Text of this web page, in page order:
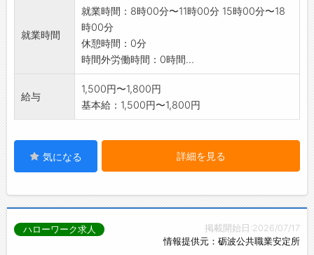
就業時間
就業時間：8時00分〜11時00分 15時00分〜18
時00分
休憩時間：0分
時間外労働時間：0時間...
給与
1,500円〜1,800円
基本給：1,500円〜1,800円
気になる 詳細を見る
掲載開始日:2026/07/17
情報提供元：砺波公共職業安定所
ハローワーク求人